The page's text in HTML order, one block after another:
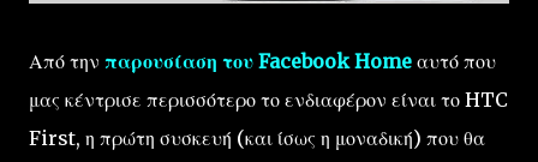
Από την παρουσίαση του Facebook Home αυτό που
μας κέντρισε περισσότερο το ενδιαφέρον είναι το HTC
First, η πρώτη συσκευή (και ίσως η μοναδική) που θα